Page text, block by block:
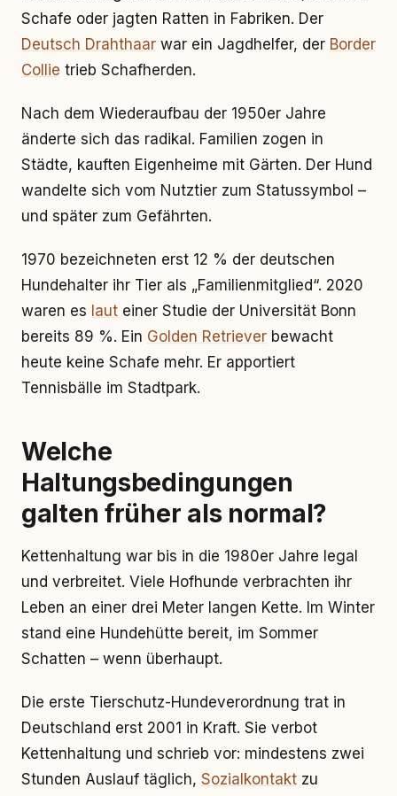
Schafe oder jagten Ratten in Fabriken. Der
Deutsch Drahthaar war ein Jagdhelfer, der Border
Collie trieb Schafherden.
Nach dem Wiederaufbau der 1950er Jahre
änderte sich das radikal. Familien zogen in
Städte, kauften Eigenheime mit Gärten. Der Hund
wandelte sich vom Nutztier zum Statussymbol –
und später zum Gefährten.
1970 bezeichneten erst 12 % der deutschen
Hundehalter ihr Tier als „Familienmitglied“. 2020
waren es laut einer Studie der Universität Bonn
bereits 89 %. Ein Golden Retriever bewacht
heute keine Schafe mehr. Er apportiert
Tennisbälle im Stadtpark.
Welche
Haltungsbedingungen
galten früher als normal?
Kettenhaltung war bis in die 1980er Jahre legal
und verbreitet. Viele Hofhunde verbrachten ihr
Leben an einer drei Meter langen Kette. Im Winter
stand eine Hundehütte bereit, im Sommer
Schatten – wenn überhaupt.
Die erste Tierschutz-Hundeverordnung trat in
Deutschland erst 2001 in Kraft. Sie verbot
Kettenhaltung und schrieb vor: mindestens zwei
Stunden Auslauf täglich, Sozialkontakt zu